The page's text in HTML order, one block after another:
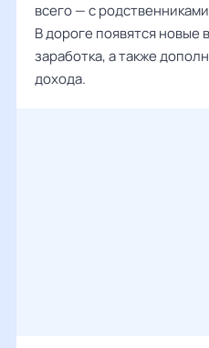
всего — с
В дороге появятся новые
заработка, а также
дохода.